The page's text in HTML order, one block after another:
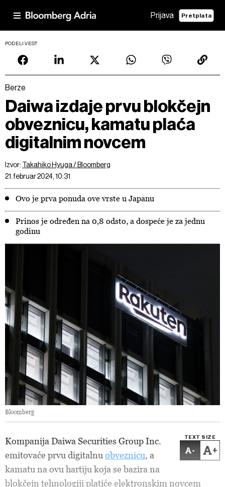
Prijava Pretplata
PODELI VEST
Berze
Daiwa izdaje prvu blokčejn
obveznicu, kamatu plaća
digitalnim novcem
Izvor: Takahiko Hyuga / Bloomberg
21. februar 2024, 10:31
Ovo je prva ponuda ove vrste u Japanu
Prinos je određen na 0,8 odsto, a dospeće je za jednu
godinu
Bloomberg
TEXT SIZE
- +
Kompanija Daiwa Securities Group Inc.
emitovaće prvu digitalnu obveznicu, a
kamatu na ovu hartiju koja se bazira na
blokčejn tehnologiji platiće elektronskim novcem